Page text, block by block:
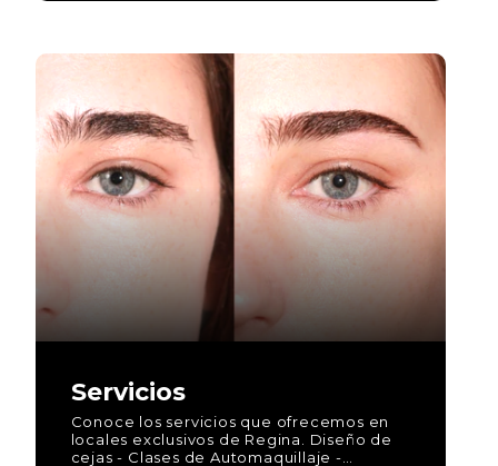
Servicios
Conoce los servicios que ofrecemos en
locales exclusivos de Regina. Diseño de
cejas - Clases de Automaquillaje -